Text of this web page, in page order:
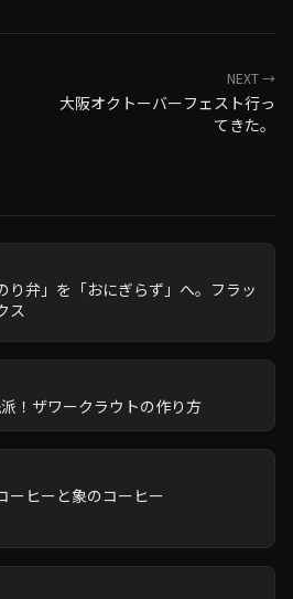
NEXT →
大阪オクトーバーフェスト行っ
てきた。
り弁」を「おにぎらず」へ。フラッ
ス
！ザワークラウトの作り方
ーヒーと象のコーヒー